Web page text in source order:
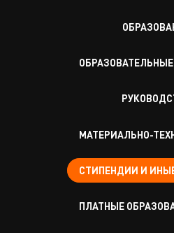
МАТЕРИАЛЬНО-
СТИПЕНДИИ И
ПЛАТНЫЕ